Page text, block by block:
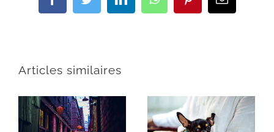
Articles similaires